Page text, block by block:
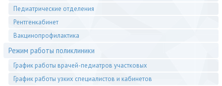
Педиатрические отделения
Рентгенкабинет
Вакцинопрофилактика
Режим работы поликлиники
График работы врачей-педиатров участковых
График работы узких специалистов и кабинетов